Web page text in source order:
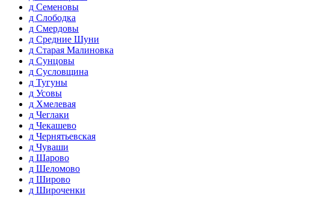
д Семеновы
д Слободка
д Смердовы
д Средние Шуни
д Старая Малиновка
д Сунцовы
д Сусловщина
д Тугуны
д Усовы
д Хмелевая
д Чеглаки
д Чекашево
д Чернятьевская
д Чуваши
д Шарово
д Шеломово
д Широво
д Широченки